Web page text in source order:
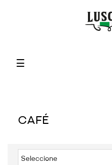
Navegación
☰
CAFÉ
Seleccione